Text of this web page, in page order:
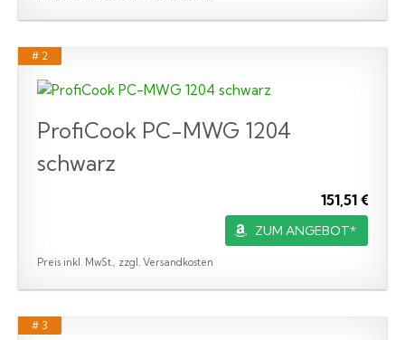
# 2
ProfiCook PC-MWG 1204
schwarz
151,51 €
ZUM ANGEBOT*
Preis inkl. MwSt., zzgl. Versandkosten
# 3